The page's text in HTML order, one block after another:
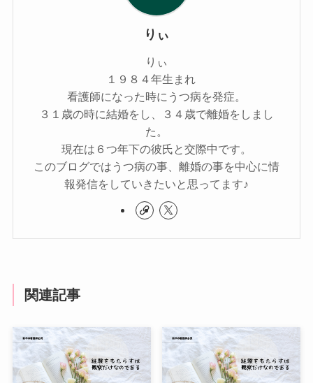
りぃ
りぃ
１９８４年生まれ
看護師になった時にうつ病を発症。
３１歳の時に結婚をし、３４歳で離婚をしまし
た。
現在は６つ年下の彼氏と交際中です。
このブログではうつ病の事、離婚の事を中心に情
報発信をしていきたいと思ってます♪
関連記事